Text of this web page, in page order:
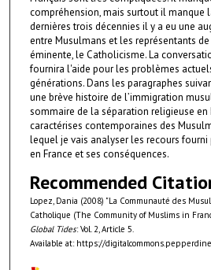
compréhension, mais surtout il manque
dernières trois décennies il y a eu une
entre Musulmans et les représentants
éminente, le Catholicisme. La
fournira l'aide pour les problèmes
générations. Dans les paragraphes
une brève histoire de l’immigration
sommaire de la séparation religieuse en
caractérises contemporaines des
lequel je vais analyser les recours fourni
en France et ses conséquences.
Recommended
Lopez, Dania (2008) "La Communauté des
Catholique (The Community of Muslims in
Global Tides: Vol. 2, Article 5.
Available at: https://